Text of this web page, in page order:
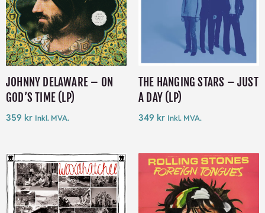
JOHNNY DELAWARE – ON
GOD’S TIME (LP)
359 kr Inkl. MVA.
THE HANGING STARS – JUST
A DAY (LP)
349 kr Inkl. MVA.